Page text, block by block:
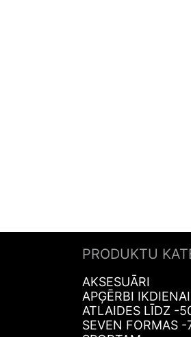
PRODUKTU
AKSESUĀRI
APĢĒRBI IKDIENAI
ATLAIDES LĪDZ -
SEVEN FORMAS -